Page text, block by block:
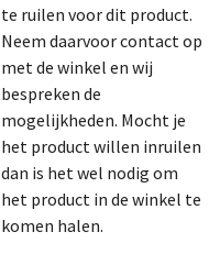
te ruilen voor dit product.
Neem daarvoor contact op
met de winkel en wij
bespreken de
mogelijkheden. Mocht je
het product willen inruilen
dan is het wel nodig om
het product in de winkel te
komen halen.